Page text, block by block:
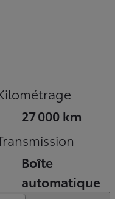
27 000 km
Boîte
automatique